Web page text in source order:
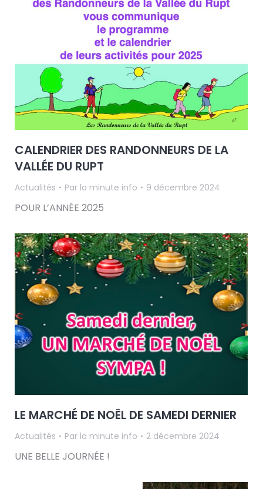
CALENDRIER DES RANDONNEURS DE LA
VALLÉE DU RUPT
Actualités Par la minute info 9 décembre 2024
POUR L’ANNÉE 2025
LE MARCHÉ DE NOËL DE SAMEDI DERNIER
Actualités Par la minute info 2 décembre 2024
UNE BELLE JOURNÉE !